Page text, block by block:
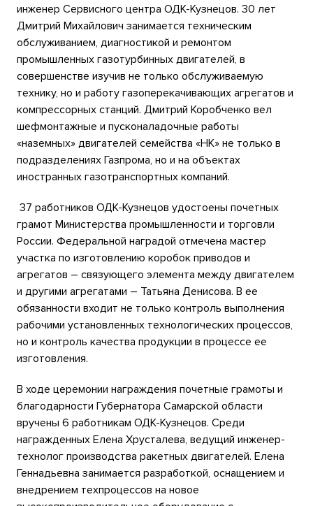
инженер Сервисного центра ОДК-Кузнецов. 30 лет
Дмитрий Михайлович занимается техническим
обслуживанием, диагностикой и ремонтом
промышленных газотурбинных двигателей, в
совершенстве изучив не только обслуживаемую
технику, но и работу газоперекачивающих агрегатов и
компрессорных станций. Дмитрий Коробченко вел
шефмонтажные и пусконаладочные работы
«наземных» двигателей семейства «НК» не только в
подразделениях Газпрома, но и на объектах
иностранных газотранспортных компаний.
37 работников ОДК-Кузнецов удостоены почетных
грамот Министерства промышленности и торговли
России. Федеральной наградой отмечена мастер
участка по изготовлению коробок приводов и
агрегатов – связующего элемента между двигателем
и другими агрегатами – Татьяна Денисова. В ее
обязанности входит не только контроль выполнения
рабочими установленных технологических процессов,
но и контроль качества продукции в процессе ее
изготовления.
В ходе церемонии награждения почетные грамоты и
благодарности Губернатора Самарской области
вручены 6 работникам ОДК-Кузнецов. Среди
награжденных Елена Хрусталева, ведущий инженер-
технолог производства ракетных двигателей. Елена
Геннадьевна занимается разработкой, оснащением и
внедрением техпроцессов на новое